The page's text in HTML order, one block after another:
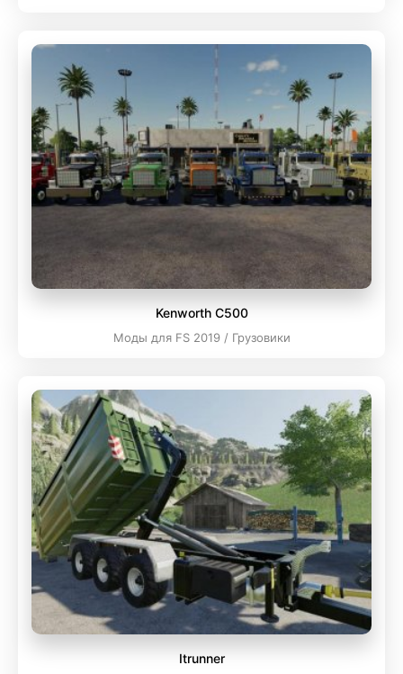
Kenworth C500
Моды для FS 2019 / Грузовики
Itrunner